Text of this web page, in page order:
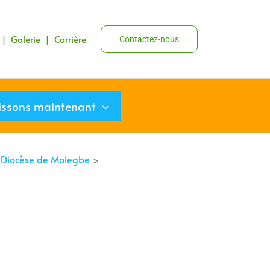
| Galerie | Carrière Contactez-nous
maintenant
de Molegbe